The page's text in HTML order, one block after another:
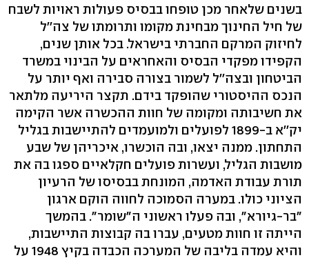
בשנים שלאחר מכן טופחו בבסיס פעולות ראויות לשבח
של חיל החינוך מבחינת מקומו ותרומתו של צה''ל
לחיזוק המרקם החברתי בישראל. בכל אותן שנים,
הקפידו מפקדי הבסיס והאחראים על הבינוי במשרד
הביטחון ובצה''ל לשמור בצורה סבירה ואף יותר על
הנכס ההיסטורי שהופקד בידם. תקצר היריעה מלתאר
את חשיבותה ומקומה של חוות ההכשרה אשר הקימה
יק''א ב-1899 לפועלים ולמועמדים להתיישבות בגליל
התחתון. ממנה יצאו, ובה הוכשרו, איכריהן של שבע
מושבות הגליל, ועשרות פועלים חקלאיים ספגו בה את
תורת עבודת האדמה, המונחת בבסיסו של הרעיון
הציוני כולו. במערה הסמוכה לחווה הוקם ארגון
"בר-גיורא", ובה פעלו ראשוני ה"שומר". בהמשך
הייתה זו חוות מטעים, עברו בה קבוצות התיישבות,
והיא עמדה בליבה של המערכה הכבדה בקיץ 1948 על